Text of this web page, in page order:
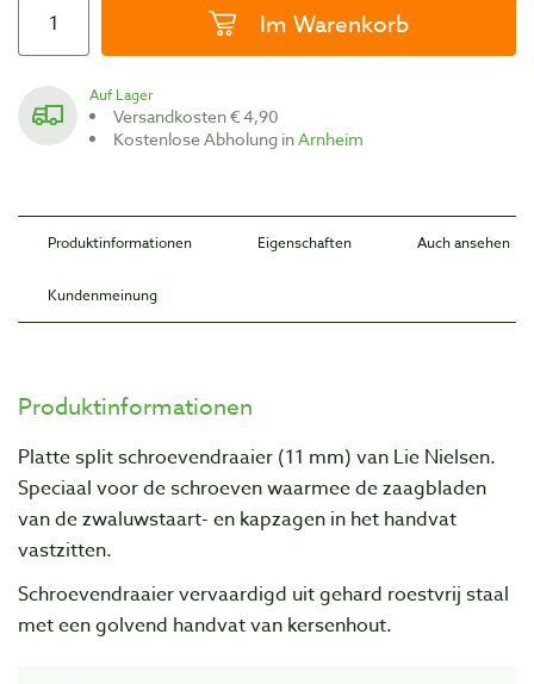
Im Warenkorb
Auf Lager
Versandkosten € 4,90
Kostenlose Abholung inArnheim
Produktinformationen Eigenschaften Auch ansehen
Kundenmeinung
Produktinformationen
Platte split schroevendraaier (11 mm) van Lie Nielsen.
Speciaal voor de schroeven waarmee de zaagbladen
van de zwaluwstaart- en kapzagen in het handvat
vastzitten.
Schroevendraaier vervaardigd uit gehard roestvrij staal
met een golvend handvat van kersenhout.